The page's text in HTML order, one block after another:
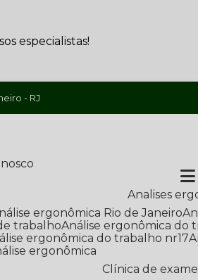
especialistas!
- RJ
Analises
ergonômica Rio de Janeiro
trabalho Análise ergonômica do
ergonômica do trabalho nr17
ergonômica
Clínica de